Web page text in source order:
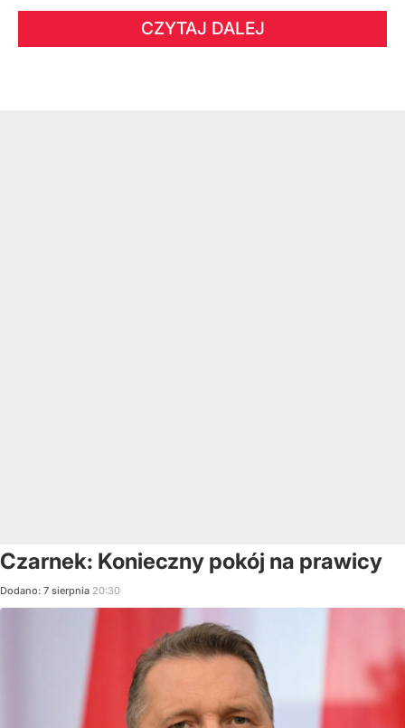
CZYTAJ DALEJ
Czarnek: Konieczny pokój na prawicy
Dodano: 7 sierpnia 20:30